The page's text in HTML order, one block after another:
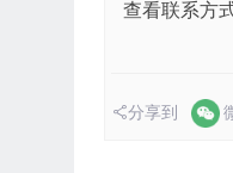
查看联系方
分享到